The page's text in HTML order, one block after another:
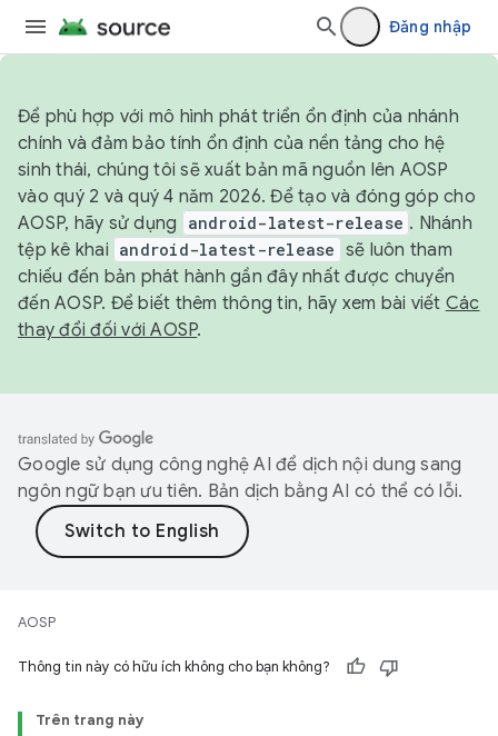
Đăng nhập
Để phù hợp với mô hình phát triển ổn định của nhánh
chính và đảm bảo tính ổn định của nền tảng cho hệ
sinh thái, chúng tôi sẽ xuất bản mã nguồn lên AOSP
vào quý 2 và quý 4 năm 2026. Để tạo và đóng góp cho
AOSP, hãy sử dụng
android-latest-release . Nhánh
tệp kê khai android-latest-release sẽ luôn tham
chiếu đến bản phát hành gần đây nhất được chuyển
đến AOSP. Để biết thêm thông tin, hãy xem bài viết Các
thay đổi đối với AOSP.
Google sử dụng công nghệ AI để dịch nội dung sang
ngôn ngữ bạn ưu tiên. Bản dịch bằng AI có thể có lỗi.
AOSP
Thông tin này có hữu ích không cho bạn không?
Trên trang này